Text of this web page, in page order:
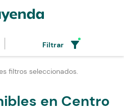
Filtrar filter_alt
filtros seleccionados.
en Centro